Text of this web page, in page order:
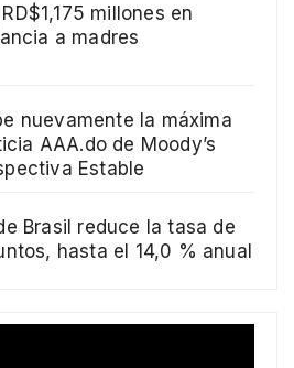
millones en
a madres
nuevamente la máxima
AAA.do de Moody’s
Estable
Brasil reduce la tasa de
hasta el 14,0 % anual